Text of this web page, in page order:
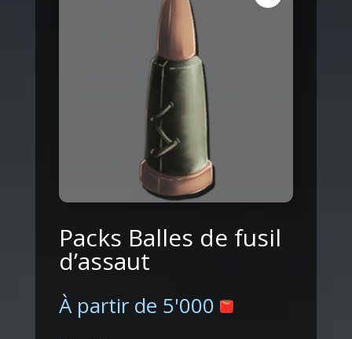
Packs Balles de fusil
d’assaut
À partir de 5'000